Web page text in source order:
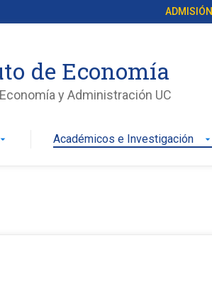
ADMISIÓN
de Economía
y Administración UC
arrow_drop_down Académicos e Investigación arrow_drop_down